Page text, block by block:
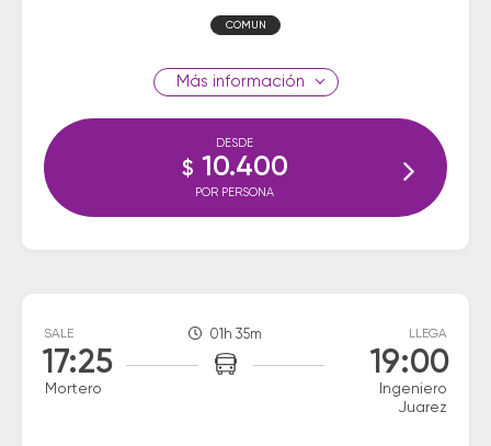
COMUN
información
DESDE
$ 10.400
POR PERSONA
SALE
17:25
Mortero
01h 35m LLEGA
19:00
Ingeniero
Juarez